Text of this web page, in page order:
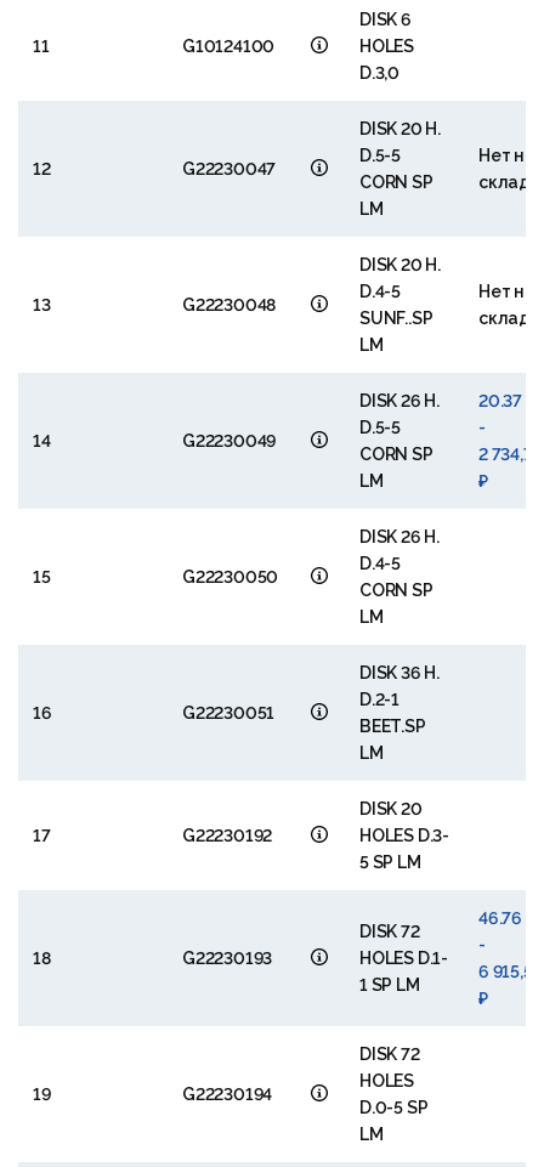
11 G10124100
DISK 6
HOLES
D.3,0
12 G22230047
DISK 20 H.
D.5-5
CORN SP
LM
Нет на
складе
13 G22230048
DISK 20 H.
D.4-5
SUNF..SP
LM
Нет на
складе
14 G22230049
DISK 26 H.
D.5-5
CORN SP
LM
20.37 €
-
2 734,71
₽
15 G22230050
DISK 26 H.
D.4-5
CORN SP
LM
16 G22230051
DISK 36 H.
D.2-1
BEET.SP
LM
17 G22230192
DISK 20
HOLES D.3-
5 SP LM
18 G22230193
DISK 72
HOLES D.1-
1 SP LM
46.76 €
-
6 915,50
₽
19 G22230194
DISK 72
HOLES
D.0-5 SP
LM